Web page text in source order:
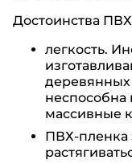
Достоинства
легкость.
деревянных
массивные
ПВХ-пленка